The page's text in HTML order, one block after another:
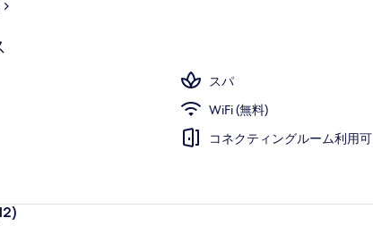
スパ
WiFi (無料)
コネクティングルーム利用可